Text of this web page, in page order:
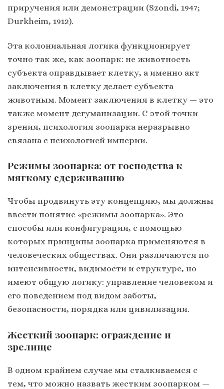
приручения или демонстрации (Szondi, 1947;
Durkheim, 1912).
Эта колониальная логика функционирует
точно так же, как зоопарк: не животность
субъекта оправдывает клетку, а именно акт
заключения в клетку делает субъекта
животным. Момент заключения в клетку — это
также момент дегуманизации. С этой точки
зрения, психология зоопарка неразрывно
связана с психологией империи.
Режимы зоопарка: от господства к
мягкому сдерживанию
Чтобы продвинуть эту концепцию, мы должны
ввести понятие «режимы зоопарка». Это
способы или конфигурации, с помощью
которых принципы зоопарка применяются в
человеческих обществах. Они различаются по
интенсивности, видимости и структуре, но
имеют общую логику: управление человеком и
его поведением под видом заботы,
безопасности, порядка или цивилизации.
Жесткий зоопарк: ограждение и
зрелище
В одном крайнем случае мы сталкиваемся с
тем, что можно назвать жестким зоопарком —